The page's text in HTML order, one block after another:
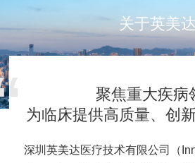
关于英美达
聚焦重大疾病
为临床提供高质量、创
深圳英美达医疗技术有限公司（